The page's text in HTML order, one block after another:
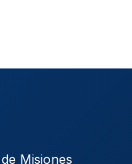
Misiones